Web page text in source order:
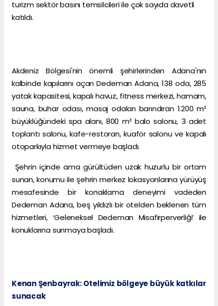
turizm sektör basını temsilcileri ile çok sayıda davetli
katıldı.
Akdeniz Bölgesi'nin önemli şehirlerinden Adana'nın
kalbinde kapılarını açan Dedeman Adana, 138 oda, 285
yatak kapasitesi, kapalı havuz, fitness merkezi, hamam,
sauna, buhar odası, masaj odaları barındıran 1.200 m²
büyüklüğündeki spa alanı, 800 m² balo salonu, 3 adet
toplantı salonu, kafe-restoran, kuaför salonu ve kapalı
otoparkıyla hizmet vermeye başladı.
Şehrin içinde ama gürültüden uzak huzurlu bir ortam
sunan, konumu ile şehrin merkez lokasyonlarına yürüyüş
mesafesinde bir konaklama deneyimi vadeden
Dedeman Adana, beş yıldızlı bir otelden beklenen tüm
hizmetleri, ‘Geleneksel Dedeman Misafirperverliği’ ile
konuklarına sunmaya başladı.
Kenan Şenbayrak: Otelimiz bölgeye büyük katkılar
sunacak